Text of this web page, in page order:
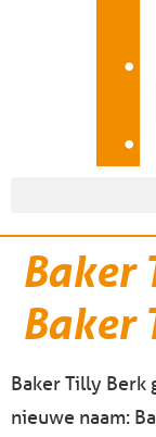
Baker
Baker
Baker Tilly Berk
nieuwe naam: